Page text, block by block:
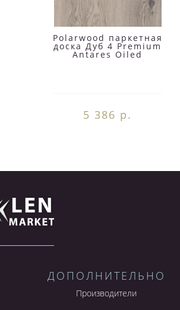
Polarwood паркетная
доска Дуб 4 Premium
Antares Oiled
5 386 р.
ДОПОЛНИТЕЛЬНО
Производители